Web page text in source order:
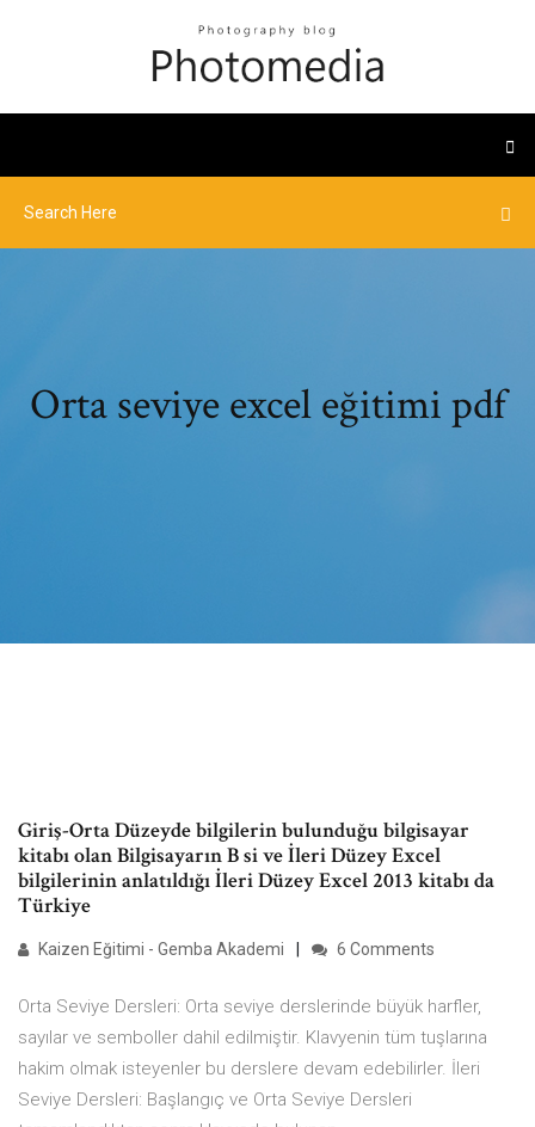
Orta seviye excel eğitimi pdf
Giriş-Orta Düzeyde bilgilerin bulunduğu bilgisayar
kitabı olan Bilgisayarın B si ve İleri Düzey Excel
bilgilerinin anlatıldığı İleri Düzey Excel 2013 kitabı da
Türkiye
Kaizen Eğitimi - Gemba Akademi 6 Comments
Orta Seviye Dersleri: Orta seviye derslerinde büyük harfler,
sayılar ve semboller dahil edilmiştir. Klavyenin tüm tuşlarına
hakim olmak isteyenler bu derslere devam edebilirler. İleri
Seviye Dersleri: Başlangıç ve Orta Seviye Dersleri